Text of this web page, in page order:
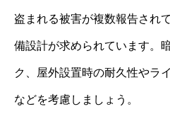
盗まれる被害が複数報告され
備設計が求められています。
ク、屋外設置時の耐久性やラ
などを考慮しましょう。